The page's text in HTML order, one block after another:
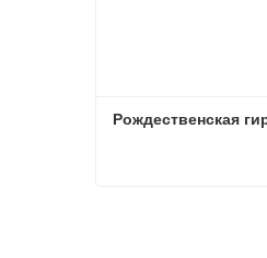
Рождественская